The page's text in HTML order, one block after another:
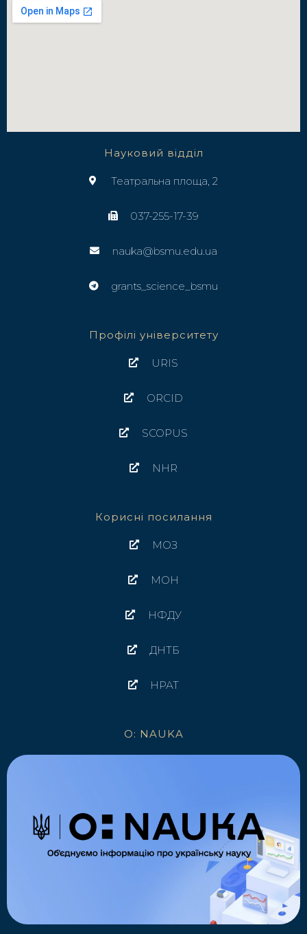
Науковий відділ
Театральна площа, 2
037-255-17-39
nauka@bsmu.edu.ua
grants_science_bsmu
Профілі університету
URIS
ORCID
SCOPUS
NHR
Корисні посилання
МОЗ
МОН
НФДУ
ДНТБ
НРАТ
O: NAUKA